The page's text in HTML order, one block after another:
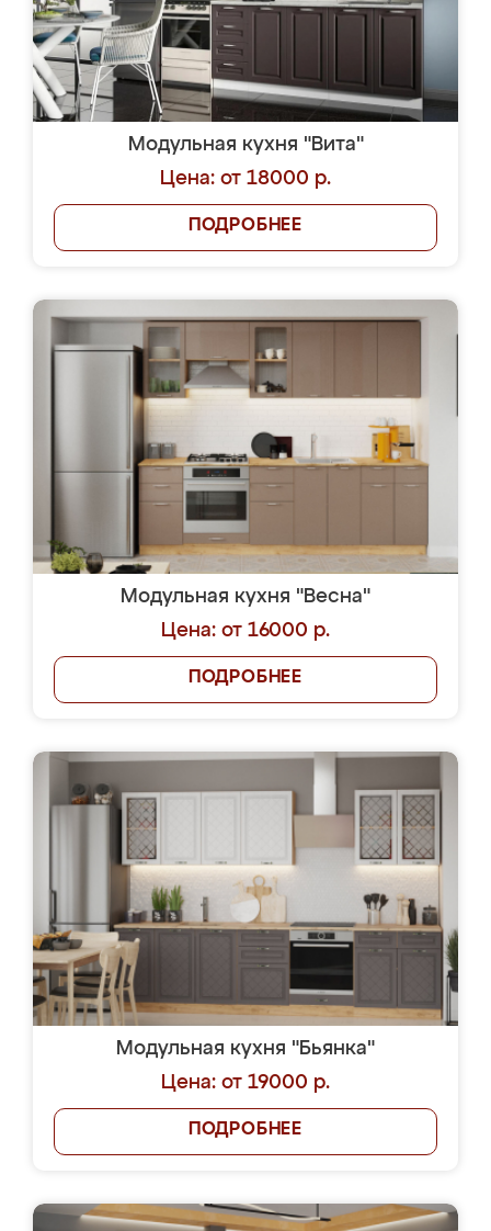
Модульная кухня "Вита"
Цена: от 18000 р.
ПОДРОБНЕЕ
Модульная кухня "Весна"
Цена: от 16000 р.
ПОДРОБНЕЕ
Модульная кухня "Бьянка"
Цена: от 19000 р.
ПОДРОБНЕЕ